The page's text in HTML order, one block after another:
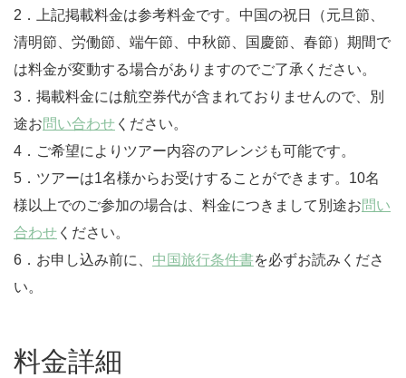
2．上記掲載料金は参考料金です。中国の祝日（元旦節、
清明節、労働節、端午節、中秋節、国慶節、春節）期間で
は料金が変動する場合がありますのでご了承ください。
3．掲載料金には航空券代が含まれておりませんので、別
途お問い合わせ ください。
4．ご希望によりツアー内容のアレンジも可能です。
5．ツアーは1名様からお受けすることができます。10名
様以上でのご参加の場合は、料金につきまして別途お問い
合わせ ください。
6．お申し込み前に、 中国旅行条件書を必ずお読みくださ
い。
料金詳細